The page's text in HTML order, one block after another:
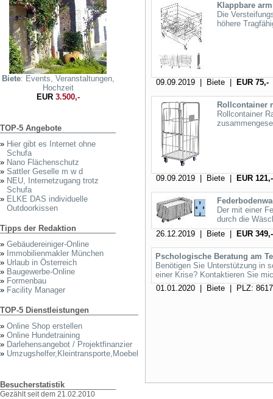
Biete: Events, Veranstaltungen,
Hochzeit
EUR3.500,-
TOP-5 Angebote
» Hier gibt es Internet ohne
Schufa
» Nano Flächenschutz
» Sattler Geselle m w d
» NEU, Internetzugang trotz
Schufa
» ELKE DAS individuelle
Outdoorkissen
Tipps der Redaktion
» Gebäudereiniger-Online
» Immobilienmakler München
» Urlaub in Österreich
» Baugewerbe-Online
» Formenbau
» Facility Manager
TOP-5 Dienstleistungen
» Online Shop erstellen
» Online Hundetraining
» Darlehensangebot / Projektfinanzier
» Umzugshelfer,Kleintransporte,Moebel
Besucherstatistik
Gezählt seit dem 21.02.2010
Klappbare
Die
höhere
09.09.2019 | Biete | EUR 75,-
Rollcontainer
Rollcontainer
09.09.2019 | Biete | EUR 121,-
Der mit einer
durch die
26.12.2019 | Biete |
EUR 349,-
Pschologische Beratung am
Benötigen Sie Unterstützung in
einer Krise? Kontaktieren Sie
01.01.2020 | Biete | PLZ: